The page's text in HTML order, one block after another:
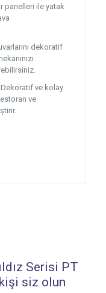
panelleri ile yatak
dekoratif
Dekoratif ve kolay
ve
Serisi PT
siz olun